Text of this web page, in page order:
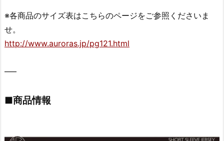
※各商品のサイズ表はこちらのページをご参照くださいま
せ。
http://www.auroras.jp/pg121.html
—–
■商品情報